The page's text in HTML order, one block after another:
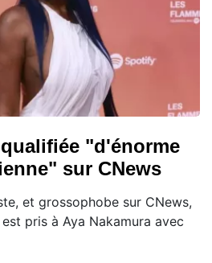
"d'énorme
sur CNews
et grossophobe sur CNews,
pris à Aya Nakamura avec